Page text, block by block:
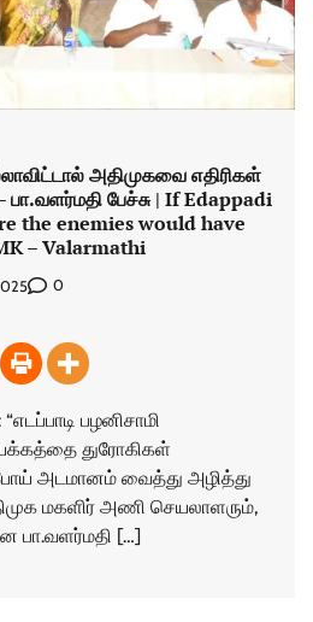
அதிமுகவை எதிரிகள்
பா.வளர்மதி பேச்சு | If Edappadi
the enemies would have
– Valarmathi
0
பழனிசாமி
துரோகிகள்
அடமானம் வைத்து அழித்து
மகளிர் அணி செயலாளரும்,
பா.வளர்மதி […]